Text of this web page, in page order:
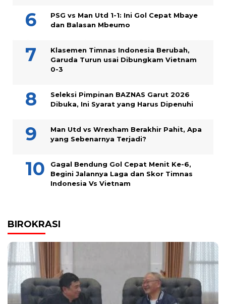
PSG vs Man Utd 1-1: Ini Gol Cepat Mbaye
dan Balasan Mbeumo
Klasemen Timnas Indonesia Berubah,
Garuda Turun usai Dibungkam Vietnam
0-3
Seleksi Pimpinan BAZNAS Garut 2026
Dibuka, Ini Syarat yang Harus Dipenuhi
Man Utd vs Wrexham Berakhir Pahit, Apa
yang Sebenarnya Terjadi?
Gagal Bendung Gol Cepat Menit Ke-6,
Begini Jalannya Laga dan Skor Timnas
Indonesia Vs Vietnam
BIROKRASI